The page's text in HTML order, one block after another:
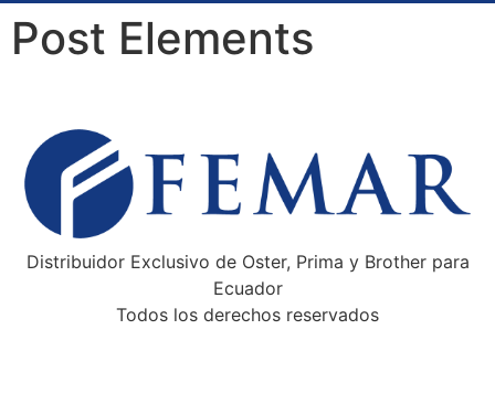
Post Elements
Distribuidor Exclusivo de Oster, Prima y Brother para
Ecuador
Todos los derechos reservados